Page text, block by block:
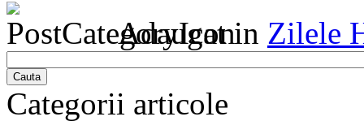
Adaugat in Zilele
Cauta
Categorii articole